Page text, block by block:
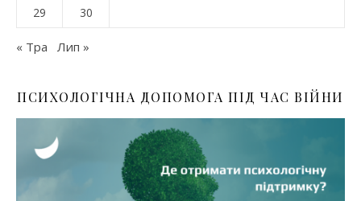
29
30
« Тра Лип »
ПСИХОЛОГІЧНА ДОПОМОГА ПІД ЧАС ВІЙНИ